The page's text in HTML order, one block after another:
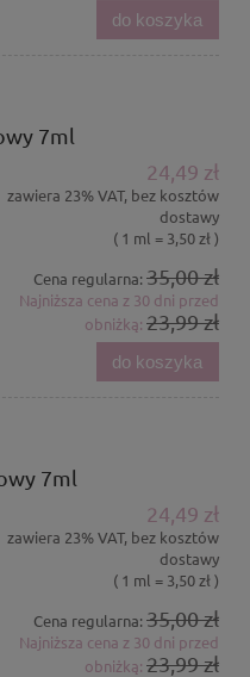
do koszyka
7ml
24,49 zł
zawiera 23% VAT, bez kosztów
dostawy
( 1 ml = 3,50 zł )
Cena regularna: 35,00 zł
Najniższa cena z 30 dni przed
obniżką: 23,99 zł
do koszyka
7ml
24,49 zł
zawiera 23% VAT, bez kosztów
dostawy
( 1 ml = 3,50 zł )
Cena regularna: 35,00 zł
Najniższa cena z 30 dni przed
obniżką: 23,99 zł